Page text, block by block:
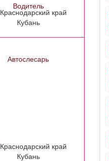
Водитель
Краснодарский край
Кубань
Автослесарь
Краснодарский край
Кубань